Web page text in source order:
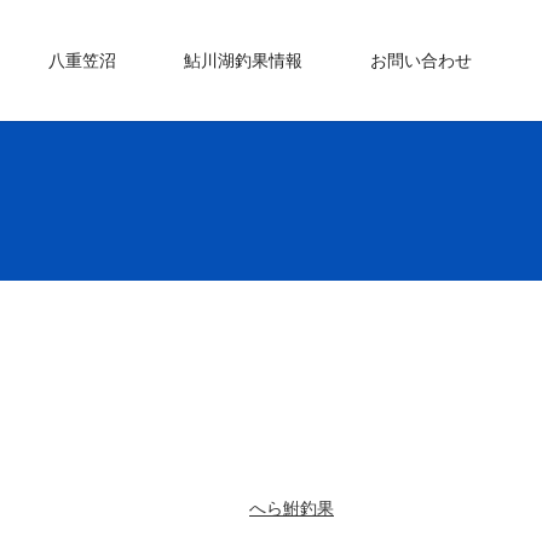
八重笠沼 鮎川湖釣果情報 お問い合わせ
へら鮒釣果